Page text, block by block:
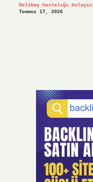
Delibaş hastalığı
Temmuz 17, 2026